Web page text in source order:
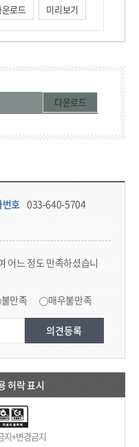
운로드 미리보기
다운로드
번호 033-640-5704
어느 정도 만족하셨습니
불만족 매우불만족
허락 표시
지+변경금지